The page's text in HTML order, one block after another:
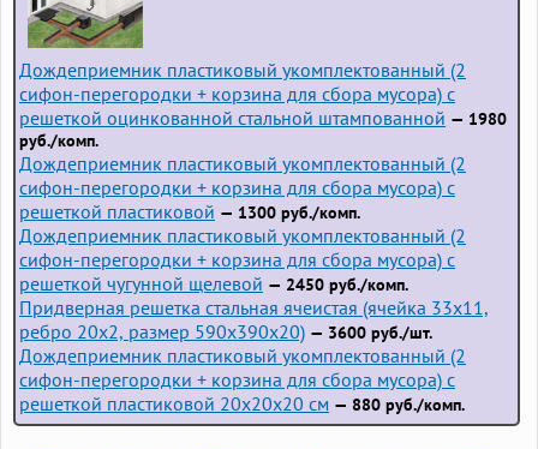
Дождеприемник пластиковый укомплектованный (2
сифон-перегородки + корзина для сбора мусора) с
решеткой оцинкованной стальной штампованной — 1980
руб./комп.
Дождеприемник пластиковый укомплектованный (2
сифон-перегородки + корзина для сбора мусора) с
решеткой пластиковой — 1300 руб./комп.
Дождеприемник пластиковый укомплектованный (2
сифон-перегородки + корзина для сбора мусора) с
решеткой чугунной щелевой — 2450 руб./комп.
Придверная решетка стальная ячеистая (ячейка 33x11,
ребро 20x2, размер 590x390x20) — 3600 руб./шт.
Дождеприемник пластиковый укомплектованный (2
сифон-перегородки + корзина для сбора мусора) с
решеткой пластиковой 20х20х20 см — 880 руб./комп.